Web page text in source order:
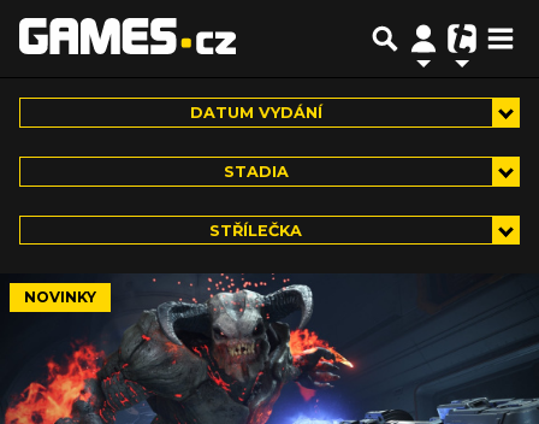
DATUM VYDÁNÍ
STADIA
STŘÍLEČKA
NOVINKY